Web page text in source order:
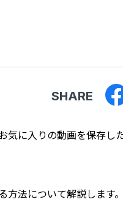
SHARE
に入りの動画を保存し
法について解説します。